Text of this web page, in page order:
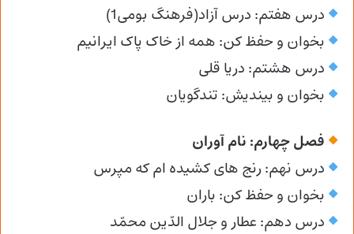
درس هفتم: درس آزاد(فرهنگ بومی1)
بخوان و حفظ کن: همه از خاک پاک ایرانیم
درس هشتم: دریا قلی
بخوان و بیندیش: تندگویان
فصل چهارم: نام آوران
درس نهم: رنج های کشیده ام که مپرس
بخوان و حفظ کن: باران
درس دهم: عطار و جلال الدّین محمّد